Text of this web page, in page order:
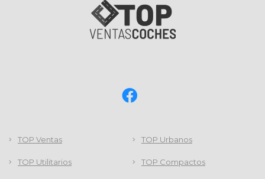
TOP Ventas TOP Urbanos
TOP Utilitarios TOP Compactos